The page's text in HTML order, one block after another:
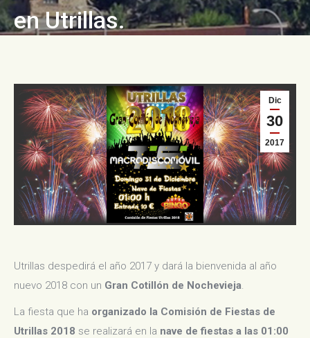
en Utrillas.
Dic
30
2017
Utrillas despedirá el año 2017 y dará la bienvenida al año
nuevo 2018 con un Gran Cotillón de Nochevieja.
La fiesta que ha organizado la Comisión de Fiestas de
Utrillas 2018 se realizará en la nave de fiestas a las 01:00